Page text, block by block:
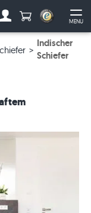
MENU
Anzahl
Indischer
Schiefer